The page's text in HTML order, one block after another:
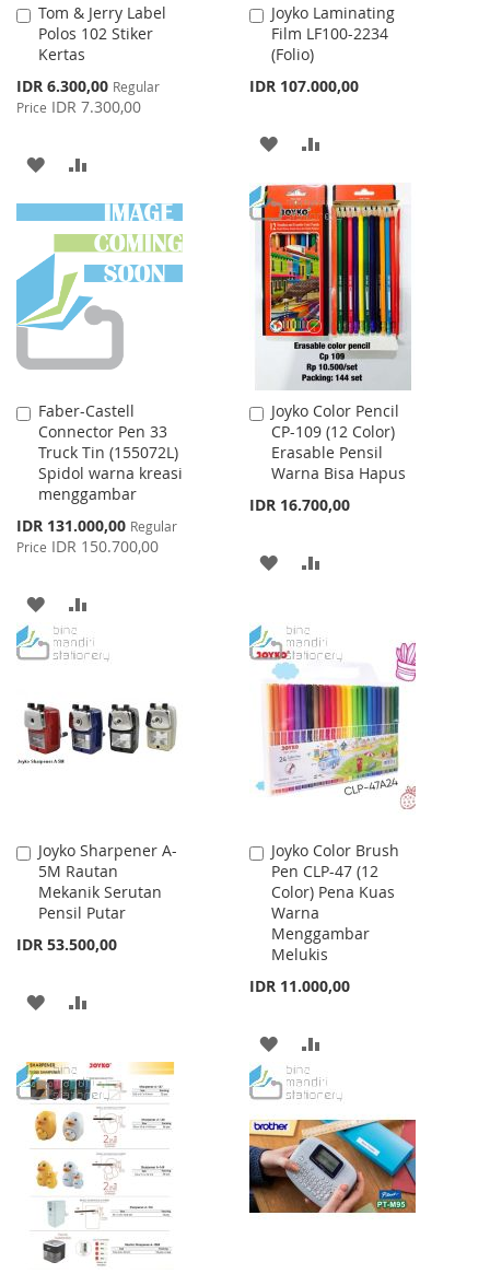
Tom & Jerry Label
Polos 102 Stiker
Kertas
Special
Price
IDR 6.300,00 Regular
Price IDR 7.300,00
Add
to
Cart
ADD
TO
WISH
LIST
TO
COMPARE
Joyko Laminating
Film LF100-2234
(Folio)
IDR 107.000,00
Add
to
Cart
ADD
TO
WISH
LIST
TO
COMPARE
Faber-Castell
Connector Pen 33
Truck Tin (155072L)
Spidol warna kreasi
menggambar
Special
Price
IDR 131.000,00 Regular
Price IDR 150.700,00
Add
to
Cart
ADD
TO
LIST
TO
Joyko Color Pencil
CP-109 (12 Color)
Erasable Pensil
Warna Bisa Hapus
IDR 16.700,00
Add
to
Cart
ADD
WISH
LIST
COMPARE
Joyko Sharpener A-
5M Rautan
Mekanik Serutan
Pensil Putar
IDR 53.500,00
Add
to
Cart
ADD
WISH
LIST
COMPARE
Joyko Color Brush
Pen CLP-47 (12
Color) Pena Kuas
Warna
Menggambar
Melukis
IDR 11.000,00
Add
to
Cart
ADD
TO
WISH
LIST
TO
COMPARE